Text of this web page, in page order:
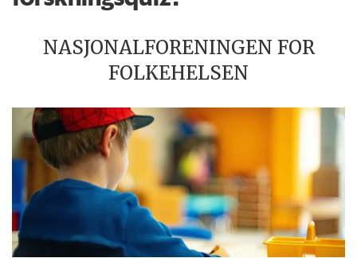
NASJONALFORENINGEN FOR
FOLKEHELSEN